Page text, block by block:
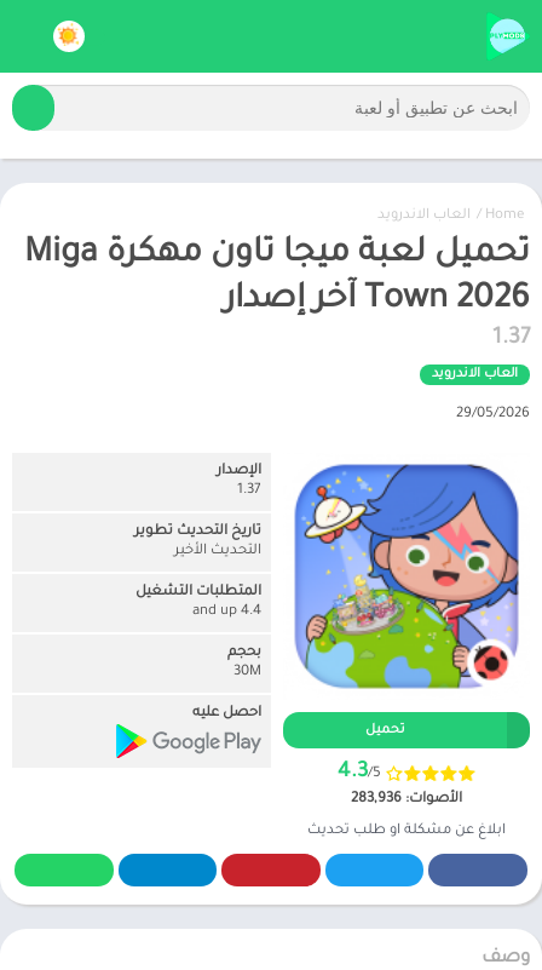
Home
/ العاب الاندرويد
تحميل لعبة ميجا تاون مهكرة Miga
Town 2026 آخر إصدار
1.37
العاب الاندرويد
29/05/2026
تحميل
4.3/5
الأصوات: 283,936
ابلاغ عن مشكلة او طلب تحديث
الإصدار
1.37
تاريخ التحديث تطوير
التحديث الأخير
المتطلبات التشغيل
4.4 and up
بحجم
30M
احصل عليه
وصف